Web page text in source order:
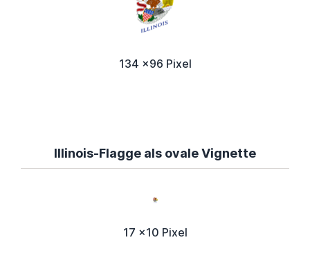
134 x96 Pixel
Illinois-Flagge als ovale Vignette
17 x10 Pixel